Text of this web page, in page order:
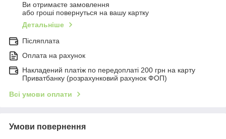
Ви отримаєте замовлення
або гроші повернуться на вашу картку
Детальніше
Післяплата
Оплата на рахунок
Накладений платіж по передоплаті 200 грн на карту
Приватбанку (розрахунковий рахунок ФОП)
Всі умови оплати
Умови повернення